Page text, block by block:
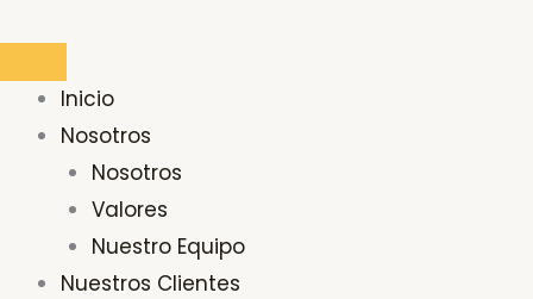
contenido
Inicio
Nosotros
Nosotros
Valores
Nuestro Equipo
Nuestros Clientes